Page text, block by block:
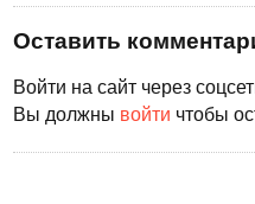
Оставить
Войти на сайт через
Вы должны войти чтобы